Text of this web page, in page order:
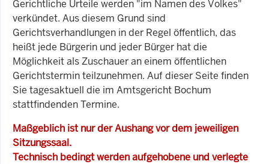
Gerichtliche Urteile werden "im Namen des Volkes"
verkündet. Aus diesem Grund sind
Gerichtsverhandlungen in der Regel öffentlich, das
heißt jede Bürgerin und jeder Bürger hat die
Möglichkeit als Zuschauer an einem öffentlichen
Gerichtstermin teilzunehmen. Auf dieser Seite finden
Sie tagesaktuell die im Amtsgericht Bochum
stattfindenden Termine.
Maßgeblich ist nur der Aushang vor dem jeweiligen
Sitzungssaal.
Technisch bedingt werden aufgehobene und verlegte